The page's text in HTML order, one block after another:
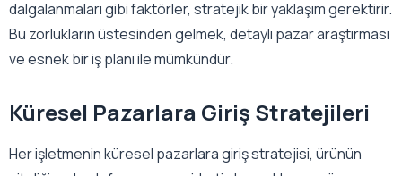
dalgalanmaları gibi faktörler, stratejik bir yaklaşım gerektirir.
Bu zorlukların üstesinden gelmek, detaylı pazar araştırması
ve esnek bir iş planı ile mümkündür.
Küresel Pazarlara Giriş Stratejileri
Her işletmenin küresel pazarlara giriş stratejisi, ürünün